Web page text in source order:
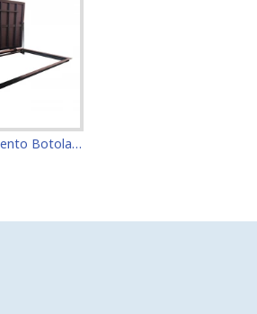
Botola a pavimento Botola di accesso Botola di ispezione 90 cm x 260 cm "H"